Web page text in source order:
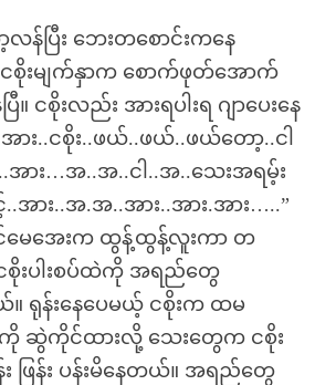
န်ပြီး ဘေးတစောင်းကနေ
ငစိုးမျက်နှာက စောက်ဖုတ်အောက်
စိုးလည်း အားရပါးရ ဂျာပေးနေ
ား..ငစိုး..ဖယ်..ဖယ်..ဖယ်တော့..ငါ
ား…အ..အ..ငါ..အ..သေးအရမ့်း
..အား..အ.အ..အား..အား.အား…..”
င်မေအေးက ထွန့်ထွန့်လူးကာ တ
းပါးစပ်ထဲကို အရည်တွေ
ရုန်းနေပေမယ့် ငစိုးက ထမ
ကို ဆွဲကိုင်ထားလို့ သေးတွေက ငစိုး
း ဖြန်း ပန်းမိနေတယ်။ အရည်တွေ